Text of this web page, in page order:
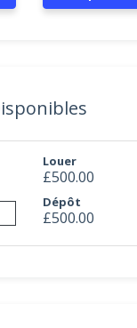
Louer
£500.00
Dépôt
£500.00